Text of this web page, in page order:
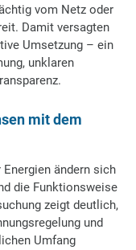
vom Netz oder
Damit versagten
Umsetzung – ein
unklaren
mit dem
ändern sich
die Funktionsweise
zeigt deutlich,
und
Umfang